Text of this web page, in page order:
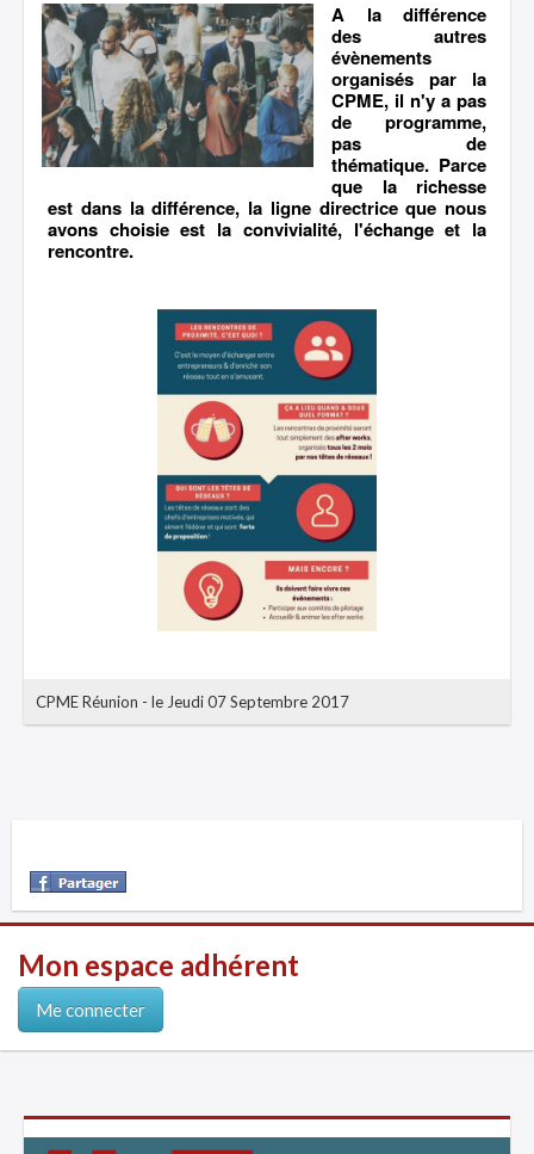
A la différence
des autres
évènements
organisés par la
CPME, il n'y a pas
de programme,
pas de
thématique. Parce
que la richesse
est dans la différence, la ligne directrice que nous
avons choisie est la convivialité, l'échange et la
rencontre.
CPME Réunion - le Jeudi 07 Septembre 2017
Mon espace adhérent
Me connecter